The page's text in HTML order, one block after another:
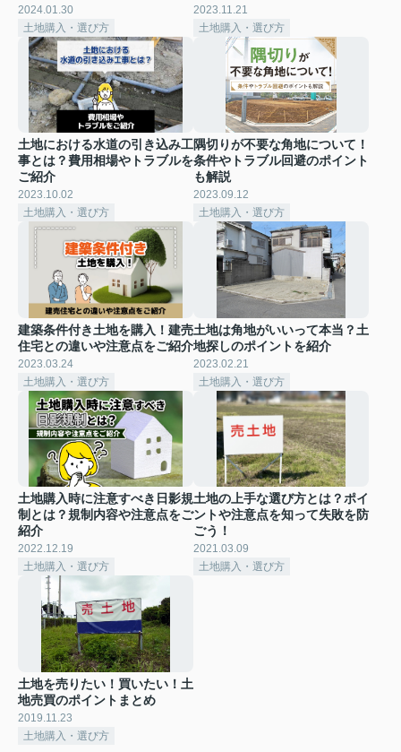
2024.01.30
土地購入・選び方
2023.11.21
土地購入・選び方
土地における水道の引き込み工
事とは？費用相場やトラブルを
ご紹介
2023.10.02
土地購入・選び方
隅切りが不要な角地について！
条件やトラブル回避のポイント
も解説
2023.09.12
土地購入・選び方
建築条件付き土地を購入！建売
住宅との違いや注意点をご紹介
2023.03.24
土地購入・選び方
土地は角地がいいって本当？土
地探しのポイントを紹介
2023.02.21
土地購入・選び方
土地購入時に注意すべき日影規
制とは？規制内容や注意点をご
紹介
2022.12.19
土地購入・選び方
土地の上手な選び方とは？ポイ
ントや注意点を知って失敗を防
ごう！
2021.03.09
土地購入・選び方
土地を売りたい！買いたい！土
地売買のポイントまとめ
2019.11.23
土地購入・選び方